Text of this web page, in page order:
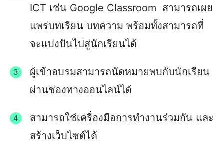
ICT เช่น Google Classroom สามารถเผย
แพร่บทเรียน บทความ พร้อมทั้งสามารถที่
จะแบ่งปันไปสู่นักเรียนได้
ผู้เข้าอบรมสามารถนัดหมายพบกับนักเรียน
ผ่านช่องทางออนไลน์ได้
สามารถใช้เครื่องมือการทำงานร่วมกัน และ
สร้างเว็บไซต์ได้